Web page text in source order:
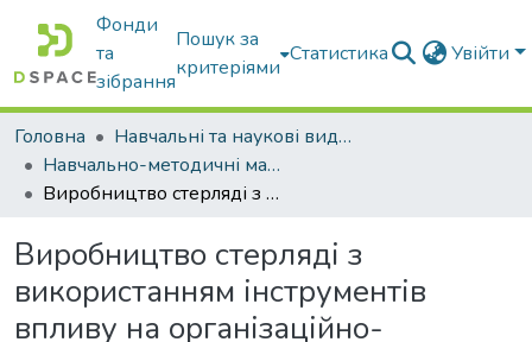
Фонди
та
зібрання
Пошук за
критеріями
Статистика Увійти
Головна
Навчальні та наукові видання
Навчально-методичні матеріали
Виробництво стерляді з використанням інструментів впливу на організаційно-економічні та виробничі процеси у рибному господарстві
Виробництво стерляді з
використанням інструментів
впливу на організаційно-